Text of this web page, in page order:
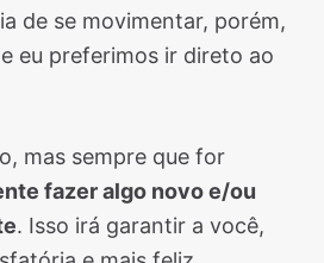
de se movimentar, porém,
eu preferimos ir direto ao
mas sempre que for
fazer algo novo e/ou
. Isso irá garantir a você,